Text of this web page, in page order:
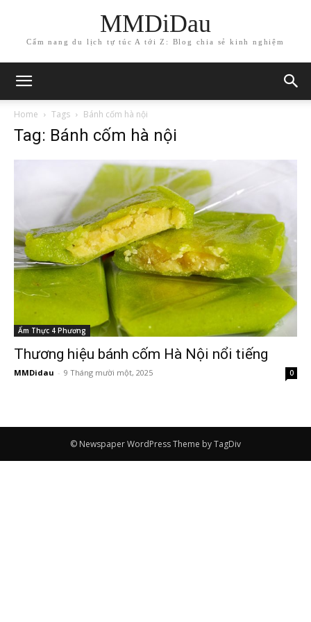
MMDiDau
Cẩm nang du lịch tự túc A tới Z: Blog chia sẻ kinh nghiệm
Home Tags Bánh cốm hà nội
Tag: Bánh cốm hà nội
Ẩm Thực 4 Phương
Thương hiệu bánh cốm Hà Nội nổi tiếng
MMDidau - 9 Tháng mười một, 2025 0
© Newspaper WordPress Theme by TagDiv